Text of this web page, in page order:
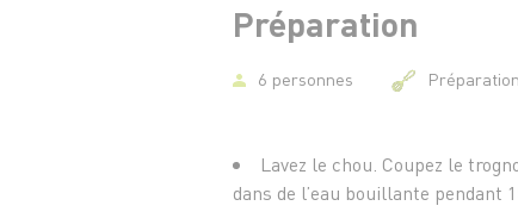
Préparation
6 personnes
Lavez le chou. Coupez le
dans de l’eau bouillante pendant